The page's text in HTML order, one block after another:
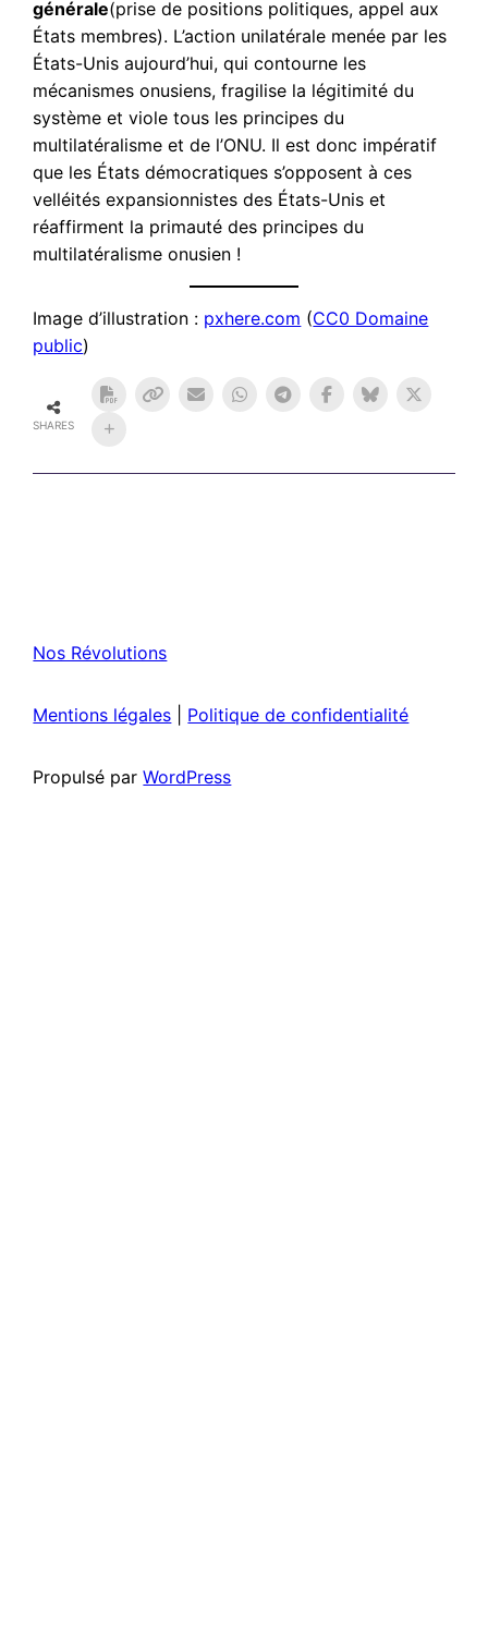
générale(prise de positions politiques, appel aux
États membres). L’action unilatérale menée par les
États-Unis aujourd’hui, qui contourne les
mécanismes onusiens, fragilise la légitimité du
système et viole tous les principes du
multilatéralisme et de l’ONU. Il est donc impératif
que les États démocratiques s’opposent à ces
velléités expansionnistes des États-Unis et
réaffirment la primauté des principes du
multilatéralisme onusien !
Image d’illustration : pxhere.com (CC0 Domaine
public)
SHARES
Nos Révolutions
Mentions légales Politique de confidentialité
Propulsé parWordPress